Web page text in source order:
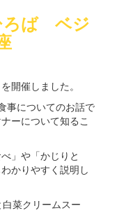
ろば ベジ
開催しました。
事についてのお話で
ーについて知るこ
」や「かじりと
かりやすく説明し
白菜クリームスー